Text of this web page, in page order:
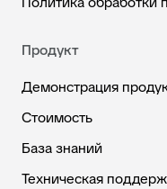
Продукт
Демонстрация
Стоимость
База знаний
Техническая